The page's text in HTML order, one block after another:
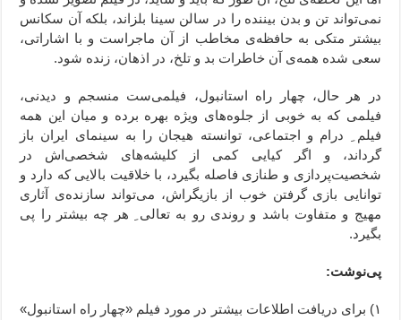
نمی‌تواند تن و بدن بیننده را در سالن سینا بلزاند، بلکه آن سکانس
بیشتر متکی به حافظه‌ی مخاطب از آن ماجراست و با اشاراتی،
سعی شده همه‌ی آن خاطرات بد و تلخ، در اذهان، زنده شود.
در هر حال، چهار راه استانبول، فیلمی‌ست منسجم و دیدنی،
فیلمی که به خوبی از جلوه‌‌های ویژه بهره برده و میان این همه
فیلم ِ درام و اجتماعی، توانسته هیجان را به سینمای ایران باز
گرداند، و اگر کیایی کمی از کلیشه‌های شخصی‌اش در
شخصیت‌پردازی و طنازی فاصله بگیرد، با خلاقیت بالایی که دارد و
توانایی بازی گرفتن خوب از بازیگراش، می‌تواند سازنده‌ی آثاری
مهیج و متفاوت باشد و روندی رو به تعالی ِ هر چه بیشتر را پی
بگیرد.
پی‌نوشت:
۱) برای دریافت اطلاعات بیشتر در مورد فیلم «چهار راه استانبول»